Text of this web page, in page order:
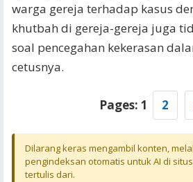
warga gereja terhadap kasus
khutbah di gereja-gereja juga
soal pencegahan kekerasan
cetusnya.
Pages: 1 2
Dilarang keras mengambil konten,
pengindeksan otomatis untuk AI di
tertulis dari.